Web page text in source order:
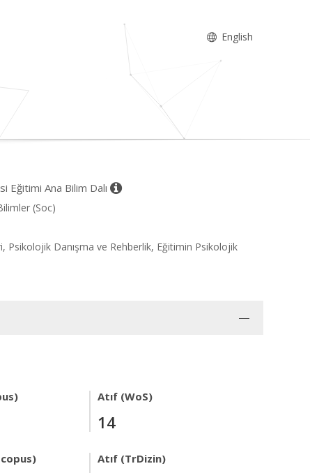
English
Eğitimi Ana Bilim Dalı
(Soc)
Danışma ve Rehberlik, Eğitimin Psikolojik
Atıf (WoS)
14
Atıf (TrDizin)